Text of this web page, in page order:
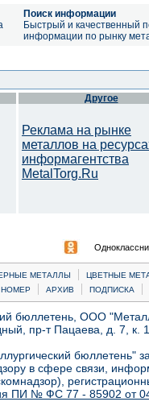
Поиск информации
Быстрый и качественный
информации по рынку
Другое
Реклама на рынке
металлов на
информагентства
MetalTorg.Ru
МЕТАЛЛЫ |
ЦВЕТНЫЕ
| АРХИВ | ПОДПИСКА |
бюллетень, ООО
пр-т Пацаева, д. 7,
бюллетень"
в сфере связи,
ПИ № ФС 77 - 85902 от 04